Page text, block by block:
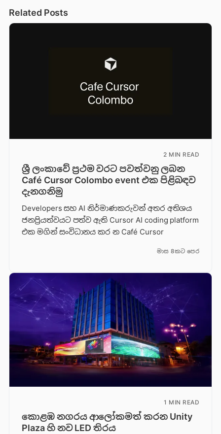
Related Posts
2 MIN READ
ශ්‍රී ලංකාවේ ප්‍රථම වරට පවත්වනු ලබන
Café Cursor Colombo event එක පිළිබඳව
දැනගනිමු
Developers සහ AI නිර්මාණකරුවන් අතර අතිශය
ජනප්‍රියත්වයට පත්ව ඇති Cursor AI coding platform
එක මගින් සංවිධානය කර න Café Cursor
මාස 8කට පෙර
1 MIN READ
කොළඹ නගරය ආලෝකමත් කරන Unity
Plaza හි නව LED තිරය